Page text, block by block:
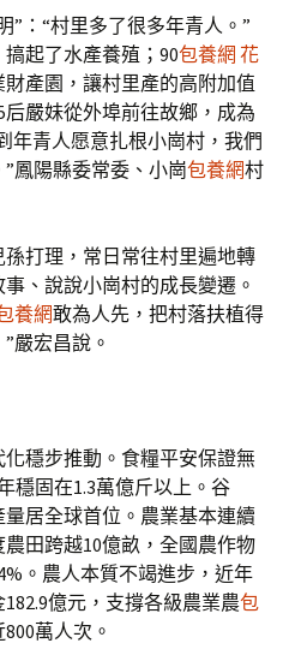
”：“村里多了很多年青人。”
起了水產養殖；90包養網 花
產園，讓村里產的高附加值
嚴妹從外埠前往故鄉，成為
青人愿意扎根小崗村，我們
鳳陽縣委常委、小崗包養網村
打理，常日常往村里遍地轉
、說說小崗村的成長變遷。
養網敢為人先，把村落扶植得
嚴宏昌說。
穩步推動。食糧平安保證無
穩固在1.3萬億斤以上。谷
居全球首位。農業基本連續
田跨越10億畝，全國農作物
。農人本質不竭進步，近年
億元，支撐各級農業農包
萬人次。